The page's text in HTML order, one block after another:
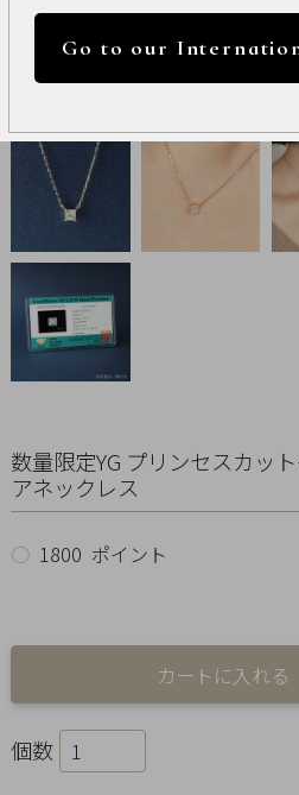
数量限定YG プリンセスカッ
アネックレス
○ 1800 ポイント
個数
Online
Shop
Item
ALL
Necklace
Pierced
Earrings
Charm
Ring
Bracelet
Other
Go to our